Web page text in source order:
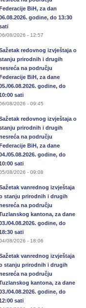
BiH, za dan
godine, do 13:30
08/2026 - 12:57
redovnog izvještaja o
prirodnih i drugih
na području
BiH, za dane
06.08.2026. godine, do
sati
08/2026 - 09:45
redovnog izvještaja o
prirodnih i drugih
na području
BiH, za dane
05.08.2026. godine, do
sati
08/2026 - 09:08
vanrednog izvještaja
stanju prirodnih i drugih
na području
kantona, za dane
04.08.2026. godine, do
sati
08/2026 - 18:06
vanrednog izvještaja
stanju prirodnih i drugih
na području
kantona, za dane
04.08.2026. godine, do
sati